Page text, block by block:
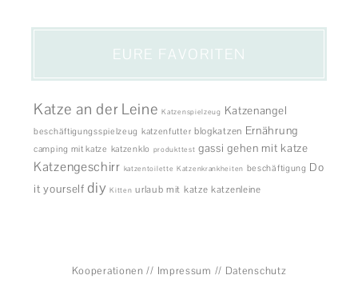
EURE FAVORITEN
Katze an der Leine Katzenspielzeug Katzenangel
beschäftigungsspielzeug katzenfutter blogkatzen Ernährung
camping mit katze katzenklo produkttest gassi gehen mit katze
Katzengeschirr katzentoilette Katzenkrankheiten beschäftigung Do
it yourself diy Kitten urlaub mit katze katzenleine
Kooperationen // Impressum // Datenschutz